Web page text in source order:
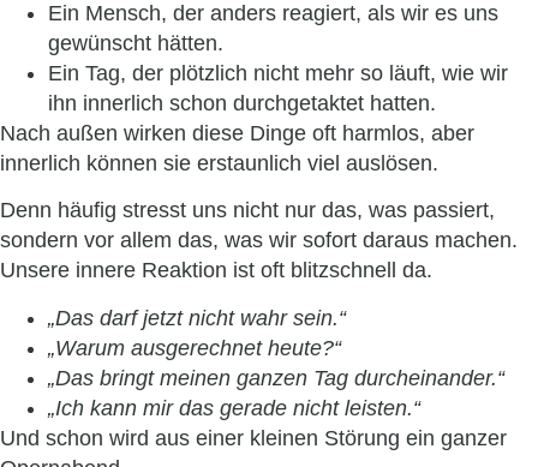
Ein Mensch, der anders reagiert, als wir es uns
gewünscht hätten.
Ein Tag, der plötzlich nicht mehr so läuft, wie wir
ihn innerlich schon durchgetaktet hatten.
Nach außen wirken diese Dinge oft harmlos, aber
innerlich können sie erstaunlich viel auslösen.
Denn häufig stresst uns nicht nur das, was passiert,
sondern vor allem das, was wir sofort daraus machen.
Unsere innere Reaktion ist oft blitzschnell da.
„Das darf jetzt nicht wahr sein.“
„Warum ausgerechnet heute?“
„Das bringt meinen ganzen Tag durcheinander.“
„Ich kann mir das gerade nicht leisten.“
Und schon wird aus einer kleinen Störung ein ganzer